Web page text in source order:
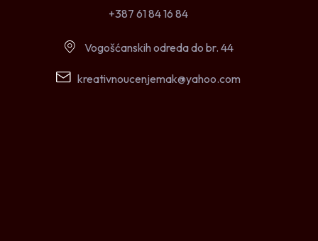
+387 61 84 16 84
Vogošćanskih odreda do br. 44
kreativnoucenjemak@yahoo.com